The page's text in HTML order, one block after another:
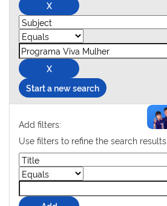
Start a new search
Add filters:
Use filters to refine the search results.